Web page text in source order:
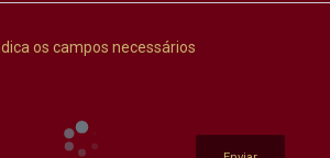
os campos necessários